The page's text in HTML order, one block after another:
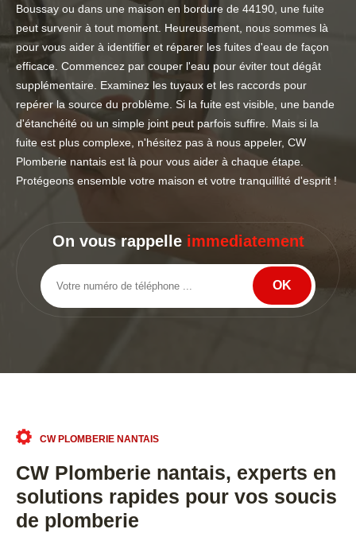
Boussay ou dans une maison en bordure de 44190, une fuite
peut survenir à tout moment. Heureusement, nous sommes là
pour vous aider à identifier et réparer les fuites d'eau de façon
efficace. Commencez par couper l'eau pour éviter tout dégât
supplémentaire. Examinez les tuyaux et les raccords pour
repérer la source du problème. Si la fuite est visible, une bande
d'étanchéité ou un simple joint peut parfois suffire. Mais si la
fuite est plus complexe, n'hésitez pas à nous appeler, CW
Plomberie nantais est là pour vous aider à chaque étape.
Protégeons ensemble votre maison et votre tranquillité d'esprit !
On vous rappelle immediatement
CW PLOMBERIE NANTAIS
CW Plomberie nantais, experts en
solutions rapides pour vos soucis
de plomberie